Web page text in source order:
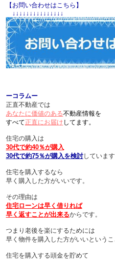
【お問い合わせはこちら】
↓↓↓↓↓↓↓↓↓↓↓↓↓↓↓
ーコラムー
正直不動産では
あなたに価値のある不動産情報を
すべて正直にお届け してます。
住宅の購入は
30代で約40％が購入
30代で約75％が購入を検討しています
住宅を購入するなら
早く購入した方がいいです。
その理由は
住宅ローンは早く借りれば
早く返すことが出来るからです。
つまり老後を楽にするためには
早く物件を購入した方がいいというこ
住宅を購入する頭金を貯めて